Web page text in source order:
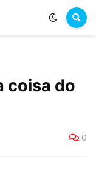
coisa do
0